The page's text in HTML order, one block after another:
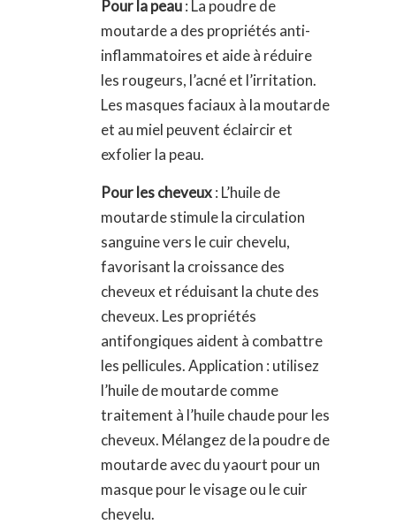
Pour la peau: La poudre de
moutarde a des propriétés anti-
inflammatoires et aide à réduire
les rougeurs, l’acné et l’irritation.
Les masques faciaux à la moutarde
et au miel peuvent éclaircir et
exfolier la peau.
Pour les cheveux: L’huile de
moutarde stimule la circulation
sanguine vers le cuir chevelu,
favorisant la croissance des
cheveux et réduisant la chute des
cheveux. Les propriétés
antifongiques aident à combattre
les pellicules. Application : utilisez
l’huile de moutarde comme
traitement à l’huile chaude pour les
cheveux. Mélangez de la poudre de
moutarde avec du yaourt pour un
masque pour le visage ou le cuir
chevelu.